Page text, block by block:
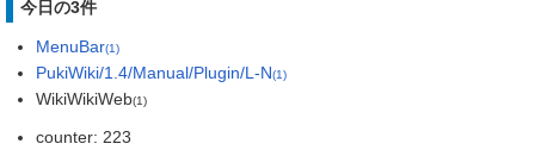
今日の3件
MenuBar(1)
PukiWiki/1.4/Manual/Plugin/L-N(1)
WikiWikiWeb(1)
counter: 223